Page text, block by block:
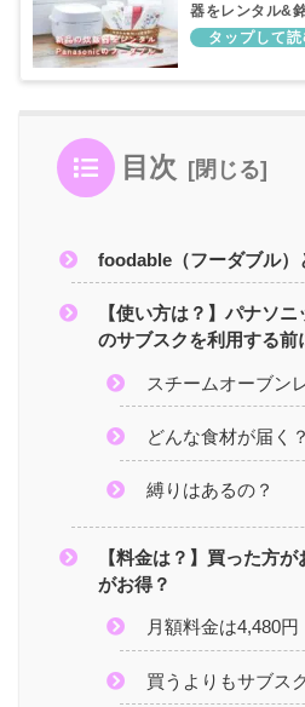
器をレンタル&
調査
目次
foodable（フーダブル）
【使い方は？】パナソ
のサブスクを利用する前
スチームオーブン
どんな食材が届く？
縛りはあるの？
【料金は？】買った方
がお得？
月額料金は4,480円
買うよりもサブス